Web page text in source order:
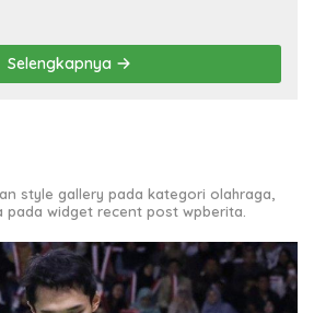
Selengkapnya
style gallery pada kategori olahraga,
pada widget recent post wpberita.